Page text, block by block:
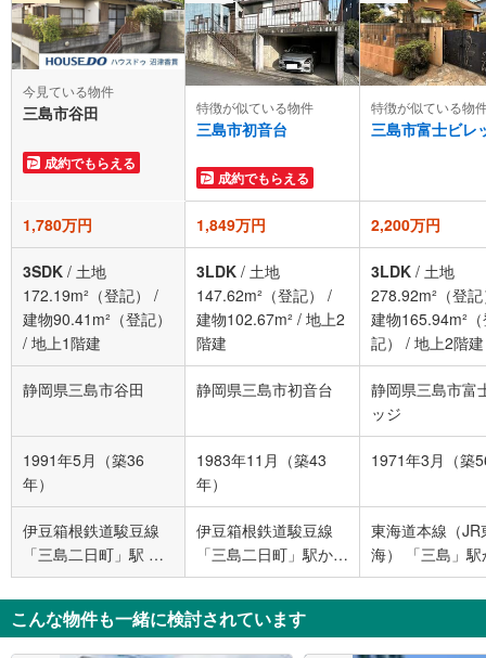
今見ている物件
三島市谷田
成約でもらえる
特徴が似ている物件
三島市初音台
成約でもらえる
特徴が似ている物
三島市富士ビレ
1,780万円 1,849万円 2,200万円
3SDK / 土地
172.19m²（登記）
/
建物90.41m²（登記）
/ 地上1階建
3LDK / 土地
147.62m²（登記）
/
建物102.67m² / 地上2
階建
3LDK / 土地
278.92m²（登
建物165.94m²
記）
/ 地上2階建
静岡県三島市谷田 静岡県三島市初音台
静岡県三島市富
ッジ
1991年5月（築36
年）
1983年11月（築43
年）
1971年3月（築
伊豆箱根鉄道駿豆線
「三島二日町」駅 徒
歩15分
伊豆箱根鉄道駿豆線
「三島二日町」駅から
2100m 車:6分
東海道本線（JR
海） 「三島」駅
2500m 車:9分
こんな物件も一緒に検討されています